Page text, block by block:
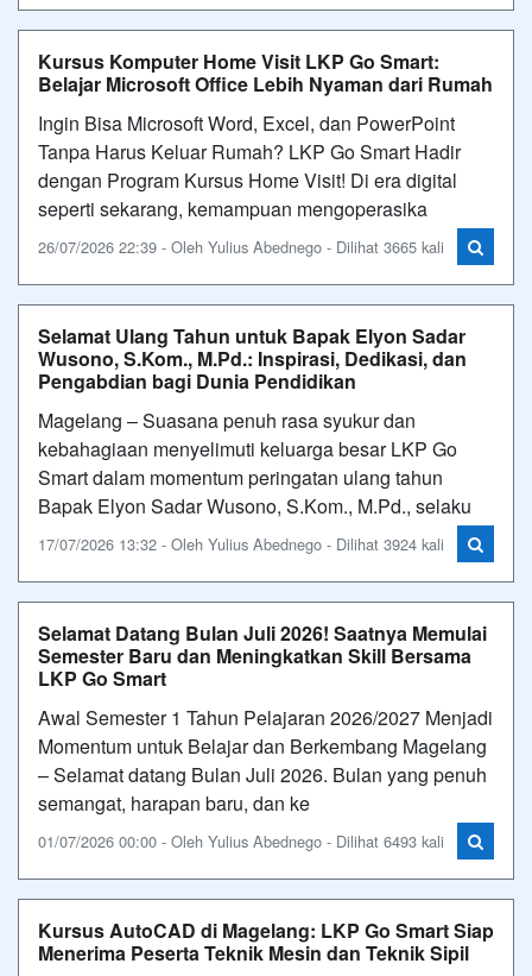
Kursus Komputer Home Visit LKP Go Smart:
Belajar Microsoft Office Lebih Nyaman dari Rumah
Ingin Bisa Microsoft Word, Excel, dan PowerPoint
Tanpa Harus Keluar Rumah? LKP Go Smart Hadir
dengan Program Kursus Home Visit! Di era digital
seperti sekarang, kemampuan mengoperasika
26/07/2026 22:39 - Oleh Yulius Abednego - Dilihat 3665 kali
Selamat Ulang Tahun untuk Bapak Elyon Sadar
Wusono, S.Kom., M.Pd.: Inspirasi, Dedikasi, dan
Pengabdian bagi Dunia Pendidikan
Magelang – Suasana penuh rasa syukur dan
kebahagiaan menyelimuti keluarga besar LKP Go
Smart dalam momentum peringatan ulang tahun
Bapak Elyon Sadar Wusono, S.Kom., M.Pd., selaku
17/07/2026 13:32 - Oleh Yulius Abednego - Dilihat 3924 kali
Selamat Datang Bulan Juli 2026! Saatnya Memulai
Semester Baru dan Meningkatkan Skill Bersama
LKP Go Smart
Awal Semester 1 Tahun Pelajaran 2026/2027 Menjadi
Momentum untuk Belajar dan Berkembang Magelang
– Selamat datang Bulan Juli 2026. Bulan yang penuh
semangat, harapan baru, dan ke
01/07/2026 00:00 - Oleh Yulius Abednego - Dilihat 6493 kali
Kursus AutoCAD di Magelang: LKP Go Smart Siap
Menerima Peserta Teknik Mesin dan Teknik Sipil